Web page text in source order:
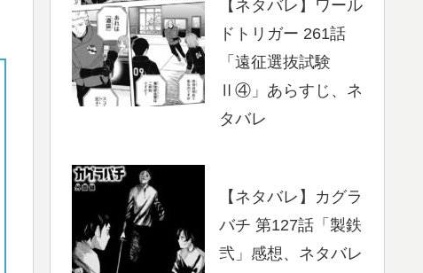
【ネタバレ】ワール
ドトリガー 261話
「遠征選抜試験
Ⅱ④」あらすじ、ネ
タバレ
【ネタバレ】カグラ
バチ 第127話「製鉄
弐」感想、ネタバレ